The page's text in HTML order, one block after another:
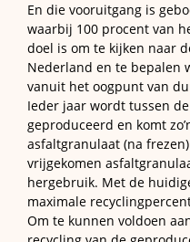
En die vooruitgang is
waarbij 100 procent van
doel is om te kijken naar
Nederland en te bepalen
vanuit het oogpunt van
Ieder jaar wordt tussen
geproduceerd en komt
asfaltgranulaat (na
vrijgekomen
hergebruik. Met de
maximale
Om te kunnen voldoen